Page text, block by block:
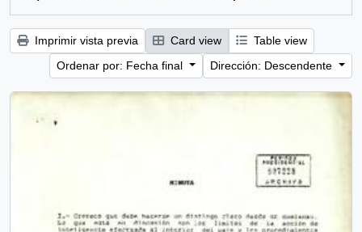
Imprimir vista previa Card view
Table view
Ordenar por: Fecha final
Dirección: Descendente